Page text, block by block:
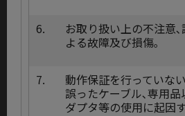
6.
お取り扱い上の不注意
よる故障及び損傷｡
7.
動作保証を行っていな
誤ったケーブル､専用
ダプタ等の使用に起因